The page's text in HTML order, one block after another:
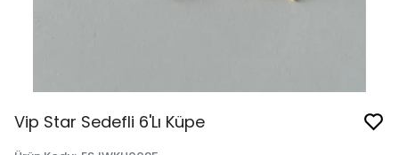
Vip Star Sedefli 6'Lı Küpe